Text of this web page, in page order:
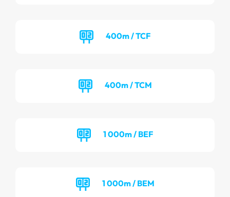
400m / TCF
400m / TCM
1 000m / BEF
1 000m / BEM